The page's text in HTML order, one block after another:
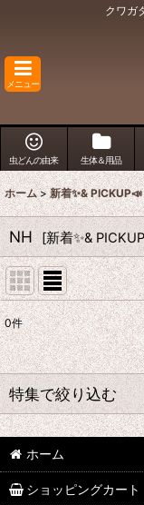
クワガ
メニュー
虫どんの由来 生体＆用品
ホーム > 新着✨& PICKUP📣
NH [新着✨&
表示数:
在庫あり
並び順:
0件
特集で絞り込む
なみぞう
ホーム
ショッピングカート